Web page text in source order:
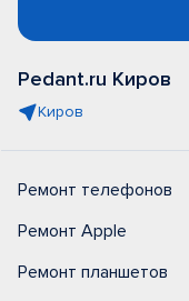
Pedant.ru Киров
Киров
Ремонт телефонов
Ремонт Apple
Ремонт планшетов